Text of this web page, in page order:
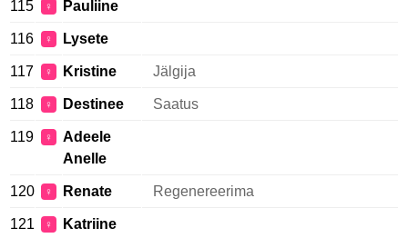
115 ♀ Pauliine
116 ♀ Lysete
117 ♀ Kristine Jälgija
118 ♀ Destinee Saatus
119 ♀
Adeele
Anelle
120 ♀ Renate Regenereerima
121 ♀ Katriine